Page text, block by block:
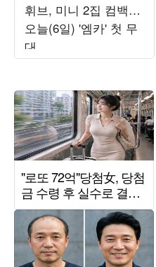
휘브, 미니 2집 컴백…
오늘(6일) '엠카' 첫 무
대